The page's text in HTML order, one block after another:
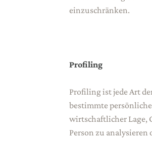
einzuschränken.
Profiling
Profiling ist jede Art
bestimmte
wirtschaftlicher Lage,
Person zu analysieren